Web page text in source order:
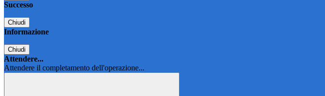
Successo
Chiudi
Informazione
Chiudi
Attendere...
Attendere il completamento dell'operazione...